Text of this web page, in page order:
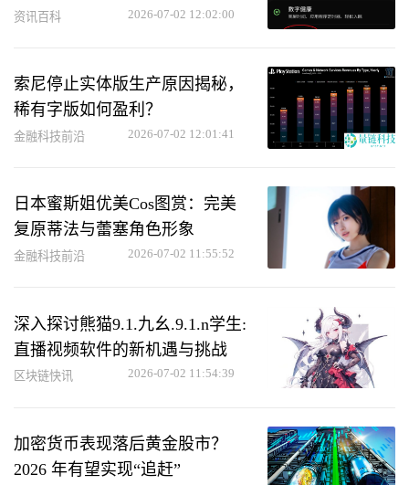
资讯百科 2026-07-02 12:02:00
索尼停止实体版生产原因揭秘，
稀有字版如何盈利？
金融科技前沿 2026-07-02 12:01:41
日本蜜斯姐优美Cos图赏：完美
复原蒂法与蕾塞角色形象
金融科技前沿 2026-07-02 11:55:52
深入探讨熊猫9.1.九幺.9.1.n学生:
直播视频软件的新机遇与挑战
区块链快讯 2026-07-02 11:54:39
加密货币表现落后黄金股市？
2026 年有望实现“追赶”